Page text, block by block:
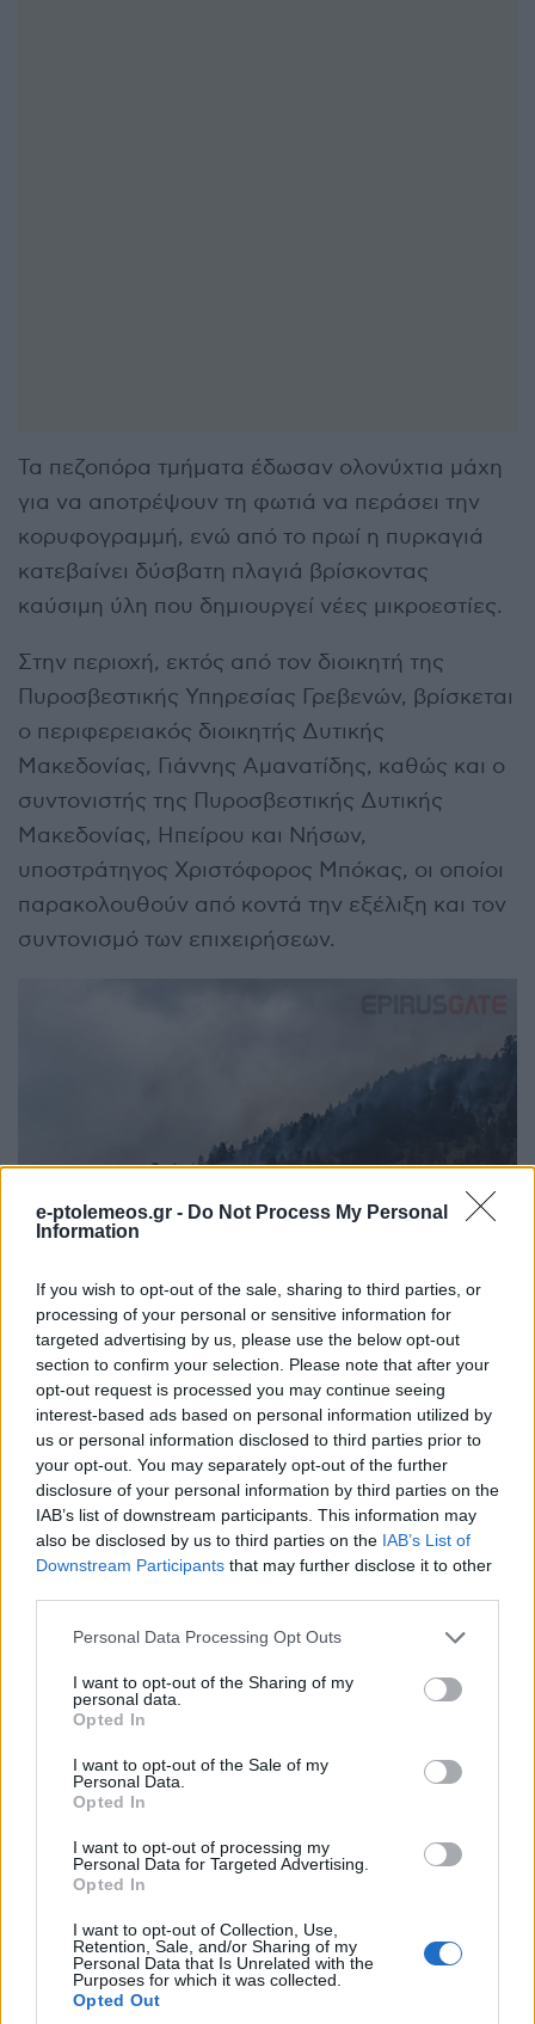
e-ptolemeos.gr - Do Not Process My Personal
Information
If you wish to opt-out of the sale, sharing to third parties, or
processing of your personal or sensitive information for
targeted advertising by us, please use the below opt-out
section to confirm your selection. Please note that after your
opt-out request is processed you may continue seeing
interest-based ads based on personal information utilized by
us or personal information disclosed to third parties prior to
your opt-out. You may separately opt-out of the further
disclosure of your personal information by third parties on the
IAB’s list of downstream participants. This information may
also be disclosed by us to third parties on the IAB’s List of
Downstream Participants that may further disclose it to other
Please note that this website/app uses one or more Google
not limited to your visit or usage behaviour. You may click to
grant or deny consent to Google and its third-party tags to
use your data for below specified purposes in below Google
consent section.
Personal Data Processing Opt Outs
I want to opt-out of the Sharing of my
personal data.
Opted In
I want to opt-out of the Sale of my
Personal Data.
Opted In
I want to opt-out of processing my
Personal Data for Targeted Advertising.
Opted In
I want to opt-out of Collection, Use,
Retention, Sale, and/or Sharing of my
Personal Data that Is Unrelated with the
Purposes for which it was collected.
Opted Out
Τα πεζοπόρα τμήματα έδωσαν ολονύχτια μάχη
για να αποτρέψουν τη φωτιά να περάσει την
κορυφογραμμή, ενώ από το πρωί η πυρκαγιά
κατεβαίνει δύσβατη πλαγιά βρίσκοντας
καύσιμη ύλη που δημιουργεί νέες μικροεστίες.
Στην περιοχή, εκτός από τον διοικητή της
Πυροσβεστικής Υπηρεσίας Γρεβενών, βρίσκεται
ο περιφερειακός διοικητής Δυτικής
Μακεδονίας, Γιάννης Αμανατίδης, καθώς και ο
συντονιστής της Πυροσβεστικής Δυτικής
Μακεδονίας, Ηπείρου και Νήσων,
υποστράτηγος Χριστόφορος Μπόκας, οι οποίοι
παρακολουθούν από κοντά την εξέλιξη και τον
συντονισμό των επιχειρήσεων.
πηγή:epirusgate.gr
Υπό έλεγχο η φωτιά στη